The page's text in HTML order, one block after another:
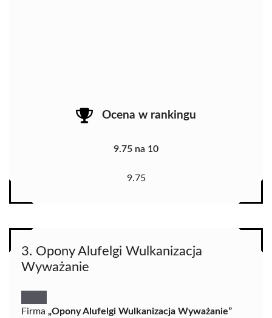
Ocena w rankingu
9.75 na 10
9.75
3. Opony Alufelgi Wulkanizacja
Wyważanie
Firma „Opony Alufelgi Wulkanizacja Wyważanie”